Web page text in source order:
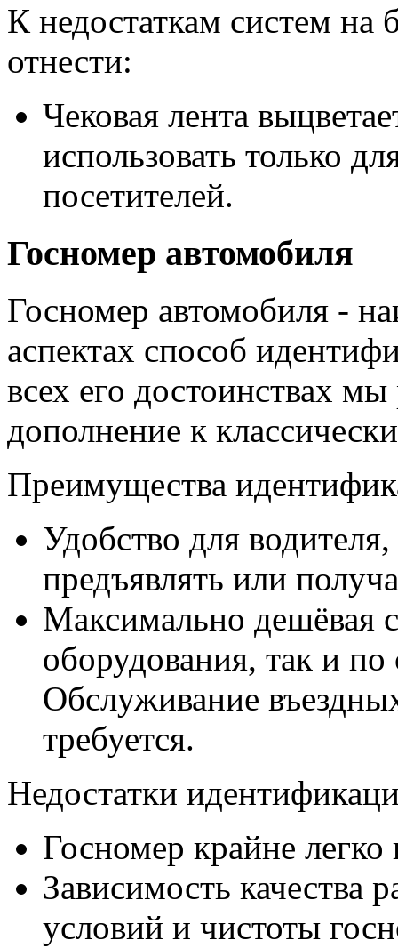
К недостаткам систем
отнести:
Чековая лента
использовать только
посетителей.
Госномер автомобиля
Госномер автомобиля -
аспектах способ
всех его достоинствах
дополнение к
Преимущества
Удобство для
предъявлять или
Максимально дешёвая
оборудования, так и
Обслуживание
требуется.
Недостатки
Госномер крайне легко
Зависимость качества
условий и чистоты